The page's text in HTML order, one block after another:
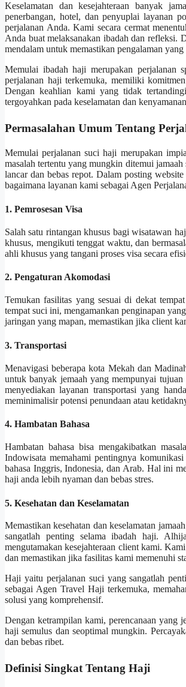
Keselamatan dan kesejahteraan banyak
penerbangan, hotel, dan penyuplai layanan
perjalanan Anda. Kami secara cermat
Anda buat melaksanakan ibadah dan refleksi.
mendalam untuk memastikan pengalaman
Memulai ibadah haji merupakan perjalanan
perjalanan haji terkemuka, memiliki
Dengan keahlian kami yang tidak
tergoyahkan pada keselamatan dan
Permasalahan Umum Tentang
Memulai perjalanan suci haji merupakan
masalah tertentu yang mungkin ditemui
lancar dan bebas repot. Dalam posting
bagaimana layanan kami sebagai Agen
1. Pemrosesan Visa
Salah satu rintangan khusus bagi wisatawan
khusus, mengikuti tenggat waktu, dan
ahli khusus yang tangani proses visa secara
2. Pengaturan Akomodasi
Temukan fasilitas yang sesuai di dekat
tempat suci ini, mengamankan penginapan
jaringan yang mapan, memastikan jika client
3. Transportasi
Menavigasi beberapa kota Mekah dan
untuk banyak jemaah yang mempunyai
menyediakan layanan transportasi yang
meminimalisir potensi penundaan atau
4. Hambatan Bahasa
Hambatan bahasa bisa mengakibatkan
Indowisata memahami pentingnya
bahasa Inggris, Indonesia, dan Arab. Hal ini
haji anda lebih nyaman dan bebas stres.
5. Kesehatan dan Keselamatan
Memastikan kesehatan dan keselamatan
sangatlah penting selama ibadah haji.
mengutamakan kesejahteraan client kami.
dan memastikan jika fasilitas kami memenuhi
Haji yaitu perjalanan suci yang sangatlah
sebagai Agen Travel Haji terkemuka,
solusi yang komprehensif.
Dengan ketrampilan kami, perencanaan yang
haji semulus dan seoptimal mungkin.
dan bebas ribet.
Definisi Singkat Tentang Haji